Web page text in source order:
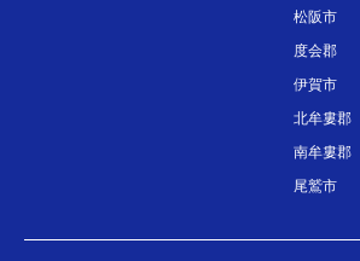
松阪市
度会郡
伊賀市
北牟婁郡
南牟婁郡
尾鷲市